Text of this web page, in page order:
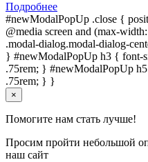
Подробнее
#newModalPopUp .close {
@media screen and (max-
.modal-dialog.modal-dialog-
} #newModalPopUp h3 { font-
.75rem; } #newModalPopUp
.75rem; } }
×
Помогите нам стать лучше!
Просим пройти небольшой
наш сайт